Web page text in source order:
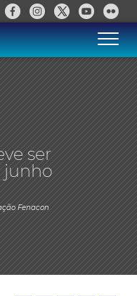
ser
junho
Fenacon